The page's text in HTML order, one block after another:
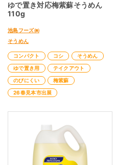
ゆで置き対応梅紫蘇そうめん
110g
池島フーズ㈱
そうめん
コンパクト コシ
そうめん
ゆで置き用
テイクアウト
のびにくい
梅紫蘇
26春見本市出展